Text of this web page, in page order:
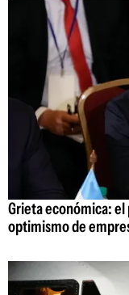
Grieta económica:
optimismo de